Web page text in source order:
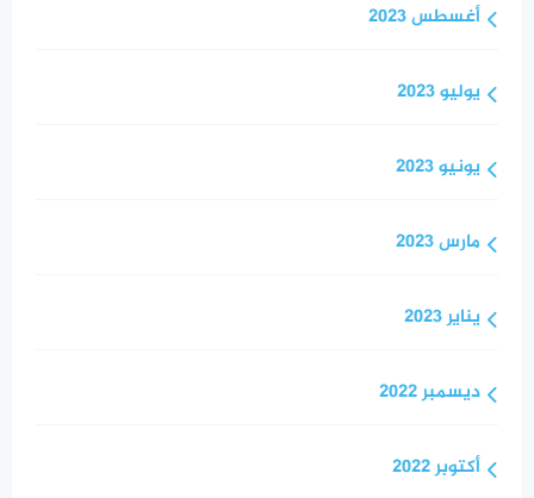
أغسطس 2023
يوليو 2023
يونيو 2023
مارس 2023
يناير 2023
ديسمبر 2022
أكتوبر 2022